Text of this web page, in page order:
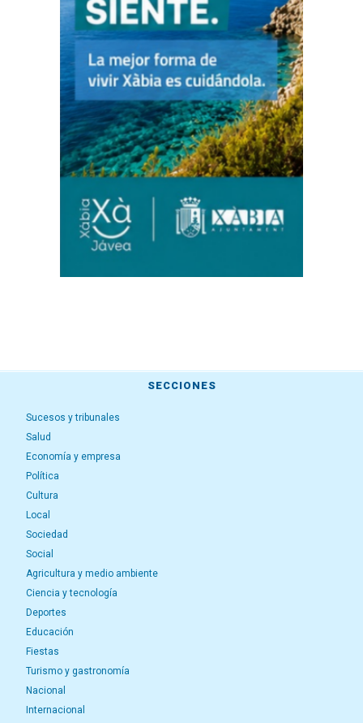
SECCIONES
Sucesos y tribunales
Salud
Economía y empresa
Política
Cultura
Local
Sociedad
Social
Agricultura y medio ambiente
Ciencia y tecnología
Deportes
Educación
Fiestas
Turismo y gastronomía
Nacional
Internacional